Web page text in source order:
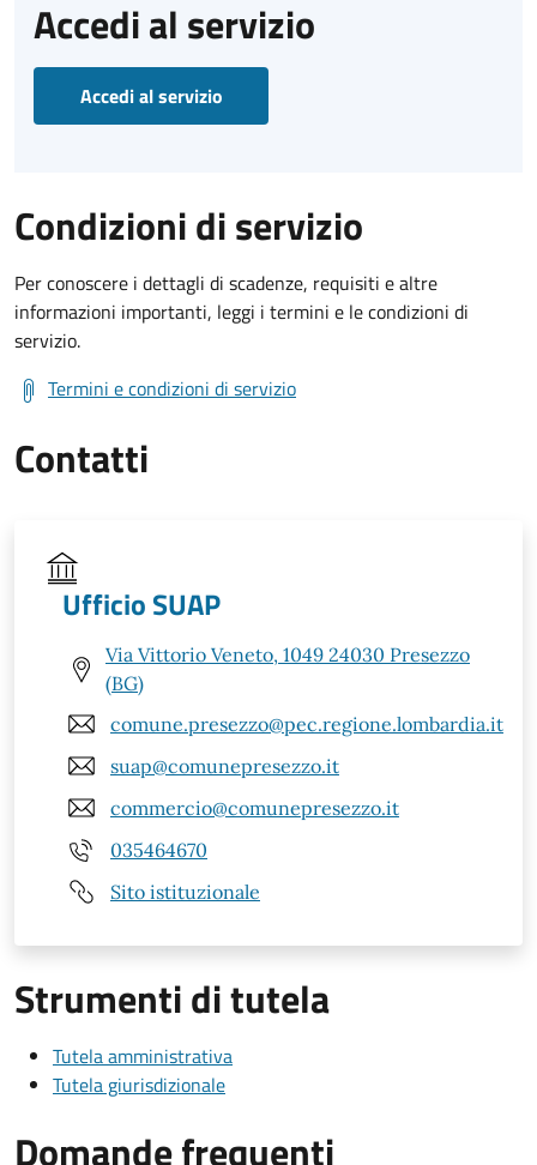
Accedi al servizio
Accedi al servizio
Condizioni di servizio
Per conoscere i dettagli di scadenze, requisiti e altre
informazioni importanti, leggi i termini e le condizioni di
servizio.
Termini e condizioni di servizio
Contatti
Ufficio SUAP
Via Vittorio Veneto, 1049 24030 Presezzo
(BG)
comune.presezzo@pec.regione.lombardia.it
suap@comunepresezzo.it
commercio@comunepresezzo.it
035464670
Sito istituzionale
Strumenti di tutela
Tutela amministrativa
Tutela giurisdizionale
Domande frequenti